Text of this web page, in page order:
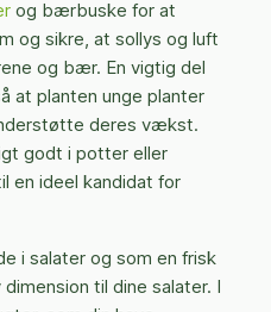
og bærbuske for at
og sikre, at sollys og luft
og bær. En vigtig del
at planten unge planter
deres vækst.
godt i potter eller
en ideel kandidat for
i salater og som en frisk
til dine salater. I